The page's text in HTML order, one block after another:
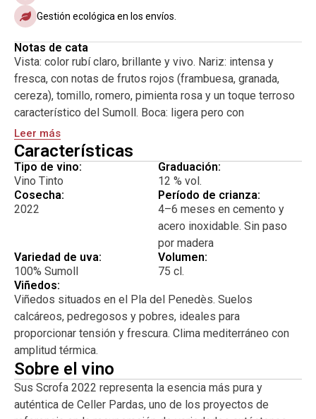
Gestión ecológica en los envíos.
Notas de cata
Vista: color rubí claro, brillante y vivo. Nariz: intensa y
fresca, con notas de frutos rojos (frambuesa, granada,
cereza), tomillo, romero, pimienta rosa y un toque terroso
característico del Sumoll. Boca: ligera pero con
personalidad, tanino vivo y fino, acidez marcada que estira
el vino y un final jugoso y herbal, muy persistente y
refrescante. Perfecto con: embutidos artesanos pollo a la
brasa o rustido pastas con tomate natural quesos suaves
platos vegetarianos cocina mediterránea ligera tapas y
aperitivos Tinto excelente para beber fresco (14–15 ºC).
Leer más
Características
Tipo de vino:
Vino Tinto
Graduación:
12 % vol.
Cosecha:
2022
Período de crianza:
4–6 meses en cemento y
acero inoxidable. Sin paso
por madera
Variedad de uva:
100% Sumoll
Volumen:
75 cl.
Viñedos:
Viñedos situados en el Pla del Penedès. Suelos
calcáreos, pedregosos y pobres, ideales para
proporcionar tensión y frescura. Clima mediterráneo con
amplitud térmica.
Sobre el vino
Sus Scrofa 2022 representa la esencia más pura y
auténtica de Celler Pardas, uno de los proyectos de